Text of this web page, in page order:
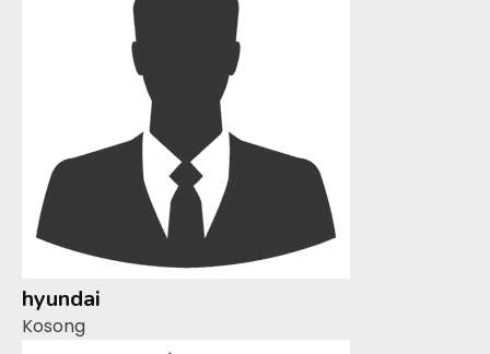
hyundai
Kosong